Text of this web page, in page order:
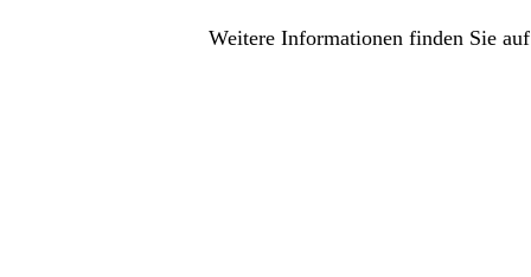
Weitere Informationen finden Sie